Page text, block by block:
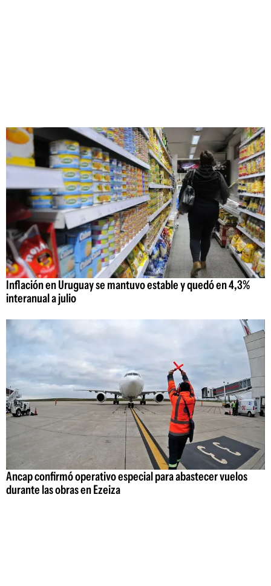
Inflación en Uruguay se mantuvo estable y quedó en 4,3%
interanual a julio
Ancap confirmó operativo especial para abastecer vuelos
durante las obras en Ezeiza